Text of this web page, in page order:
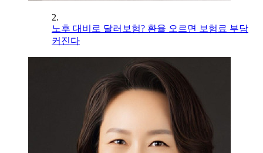
2.
노후 대비로 달러보험? 환율 오르면 보험료 부담
커진다